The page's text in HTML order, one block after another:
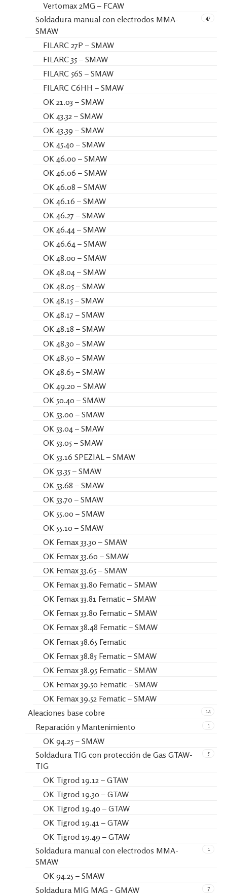
Vertomax 2MG – FCAW
47
Soldadura manual con electrodos MMA-
SMAW
FILARC 27P – SMAW
FILARC 35 – SMAW
FILARC 56S – SMAW
FILARC C6HH – SMAW
OK 21.03 – SMAW
OK 43.32 – SMAW
OK 43.39 – SMAW
OK 45.40 – SMAW
OK 46.00 – SMAW
OK 46.06 – SMAW
OK 46.08 – SMAW
OK 46.16 – SMAW
OK 46.27 – SMAW
OK 46.44 – SMAW
OK 46.64 – SMAW
OK 48.00 – SMAW
OK 48.04 – SMAW
OK 48.05 – SMAW
OK 48.15 – SMAW
OK 48.17 – SMAW
OK 48.18 – SMAW
OK 48.30 – SMAW
OK 48.50 – SMAW
OK 48.65 – SMAW
OK 49.20 – SMAW
OK 50.40 – SMAW
OK 53.00 – SMAW
OK 53.04 – SMAW
OK 53.05 – SMAW
OK 53.16 SPEZIAL – SMAW
OK 53.35 – SMAW
OK 53.68 – SMAW
OK 53.70 – SMAW
OK 55.00 – SMAW
OK 55.10 – SMAW
OK Femax 33.30 – SMAW
OK Femax 33.60 – SMAW
OK Femax 33.65 – SMAW
OK Femax 33.80 Fematic – SMAW
OK Femax 33.81 Fematic – SMAW
OK Femax 33.80 Fematic – SMAW
OK Femax 38.48 Fematic – SMAW
OK Femax 38.65 Fematic
OK Femax 38.85 Fematic – SMAW
OK Femax 38.95 Fematic – SMAW
OK Femax 39.50 Fematic – SMAW
OK Femax 39.52 Fematic – SMAW
14
Aleaciones base cobre
1
Reparación y Mantenimiento
OK 94.25 – SMAW
5
Soldadura TIG con protección de Gas GTAW-
TIG
OK Tigrod 19.12 – GTAW
OK Tigrod 19.30 – GTAW
OK Tigrod 19.40 – GTAW
OK Tigrod 19.41 – GTAW
OK Tigrod 19.49 – GTAW
1
Soldadura manual con electrodos MMA-
SMAW
OK 94.25 – SMAW
7
Soldadura MIG MAG - GMAW